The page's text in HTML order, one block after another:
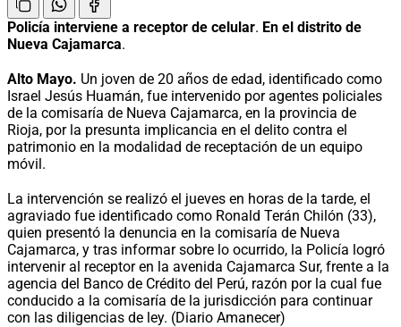
Policía interviene a receptor de celular. En el distrito de
Nueva Cajamarca.
Alto Mayo. Un joven de 20 años de edad, identificado como
Israel Jesús Huamán, fue intervenido por agentes policiales
de la comisaría de Nueva Cajamarca, en la provincia de
Rioja, por la presunta implicancia en el delito contra el
patrimonio en la modalidad de receptación de un equipo
móvil.
La intervención se realizó el jueves en horas de la tarde, el
agraviado fue identificado como Ronald Terán Chilón (33),
quien presentó la denuncia en la comisaría de Nueva
Cajamarca, y tras informar sobre lo ocurrido, la Policía logró
intervenir al receptor en la avenida Cajamarca Sur, frente a la
agencia del Banco de Crédito del Perú, razón por la cual fue
conducido a la comisaría de la jurisdicción para continuar
con las diligencias de ley. (Diario Amanecer)